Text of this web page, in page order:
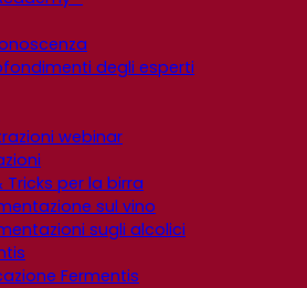
degli esperti
webinar
Tricks per la birra
sul vino
sugli alcolici
Fermentis